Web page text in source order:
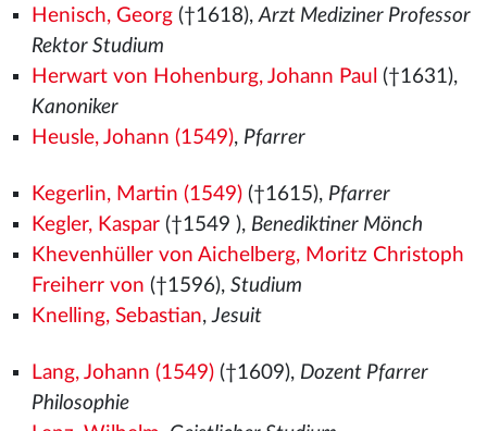
Henisch, Georg(†1618),Arzt Mediziner Professor
Rektor Studium
Herwart von Hohenburg, Johann Paul (†1631),
Kanoniker
Heusle, Johann (1549), Pfarrer
Kegerlin, Martin (1549)(†1615), Pfarrer
Kegler, Kaspar(†1549 ), Benediktiner Mönch
Khevenhüller von Aichelberg, Moritz Christoph
Freiherr von (†1596), Studium
Knelling, Sebastian,Jesuit
Lang, Johann (1549)(†1609), Dozent Pfarrer
Philosophie